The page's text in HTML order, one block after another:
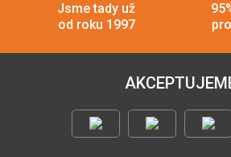
Jsme tady už
od roku 1997